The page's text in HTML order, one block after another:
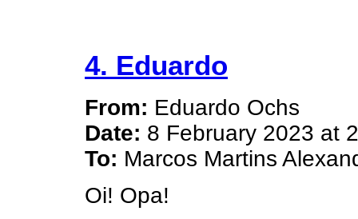
4. Eduardo
From: Eduardo Ochs
Date: 8 February 2023 at
To: Marcos Martins
Oi! Opa!